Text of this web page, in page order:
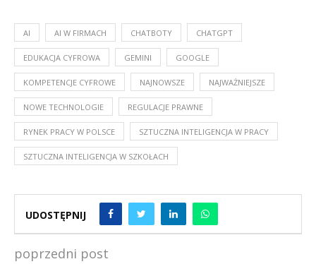
AI AI W FIRMACH CHATBOTY CHATGPT
EDUKACJA CYFROWA GEMINI GOOGLE
KOMPETENCJE CYFROWE NAJNOWSZE NAJWAŻNIEJSZE
NOWE TECHNOLOGIE REGULACJE PRAWNE
RYNEK PRACY W POLSCE SZTUCZNA INTELIGENCJA W PRACY
SZTUCZNA INTELIGENCJA W SZKOŁACH
UDOSTĘPNIJ
poprzedni post